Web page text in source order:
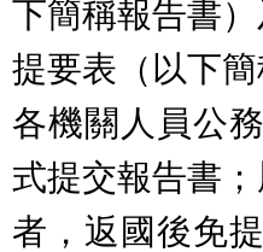
下簡稱報告書
提要表（以下簡
各機關人員公
式提交報告書
者，返國後免